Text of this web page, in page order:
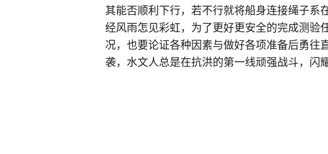
其能否顺利下行，若不行就将船身连接绳子系
经风雨怎见彩虹，为了更好更安全的完成测验
况，也要论证各种因素与做好各项准备后勇往
袭，水文人总是在抗洪的第一线顽强战斗，闪